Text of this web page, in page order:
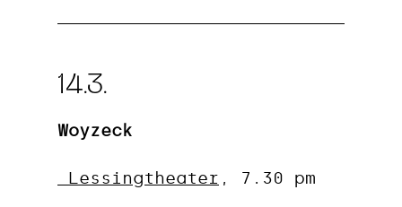
14.3.
Woyzeck
Lessingtheater , 7.30 pm